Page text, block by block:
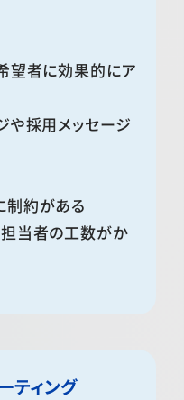
望者に効果的にア
や採用メッセージ
制約がある
担当者の工数がか
ティング